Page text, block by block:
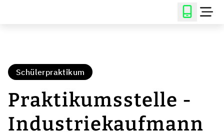
Schülerpraktikum
Praktikumsstelle -
Industriekaufmann